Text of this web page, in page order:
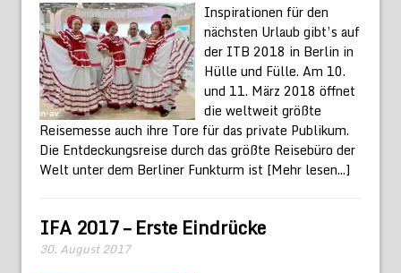
Inspirationen für den
nächsten Urlaub gibt’s auf
der ITB 2018 in Berlin in
Hülle und Fülle. Am 10.
und 11. März 2018 öffnet
die weltweit größte
Reisemesse auch ihre Tore für das private Publikum.
Die Entdeckungsreise durch das größte Reisebüro der
Welt unter dem Berliner Funkturm ist [Mehr lesen...]
IFA 2017 – Erste Eindrücke
30. August 2017